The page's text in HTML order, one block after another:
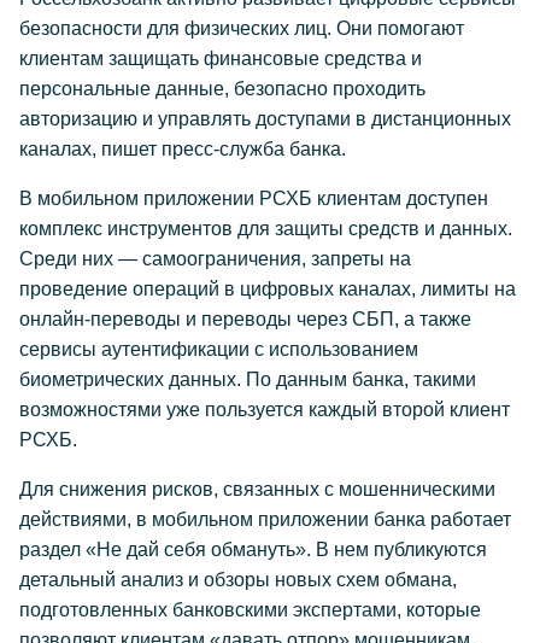
безопасности для физических лиц. Они помогают
клиентам защищать финансовые средства и
персональные данные, безопасно проходить
авторизацию и управлять доступами в дистанционных
каналах, пишет пресс-служба банка.
В мобильном приложении РСХБ клиентам доступен
комплекс инструментов для защиты средств и данных.
Среди них — самоограничения, запреты на
проведение операций в цифровых каналах, лимиты на
онлайн-переводы и переводы через СБП, а также
сервисы аутентификации с использованием
биометрических данных. По данным банка, такими
возможностями уже пользуется каждый второй клиент
РСХБ.
Для снижения рисков, связанных с мошенническими
действиями, в мобильном приложении банка работает
раздел «Не дай себя обмануть». В нем публикуются
детальный анализ и обзоры новых схем обмана,
подготовленных банковскими экспертами, которые